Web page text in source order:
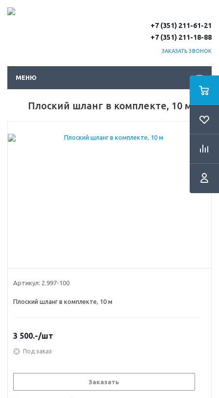
+7 (351) 211-61-21
+7 (351) 211-18-88
ЗАКАЗАТЬ ЗВОНОК
МЕНЮ
Плоский шланг в комплекте, 10 м
Артикул: 2.997-100
Плоский шланг в комплекте, 10 м
3 500.-/шт
Под заказ
Заказать